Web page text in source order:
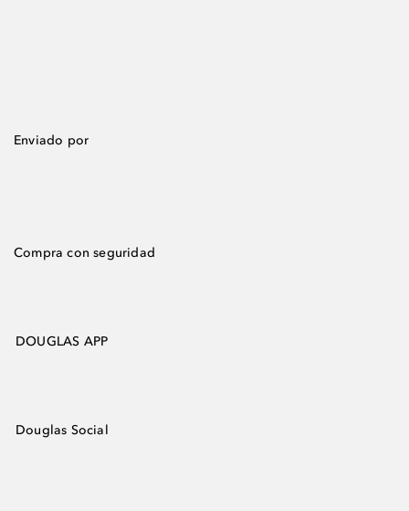
Enviado por
Compra con seguridad
DOUGLAS APP
Douglas Social